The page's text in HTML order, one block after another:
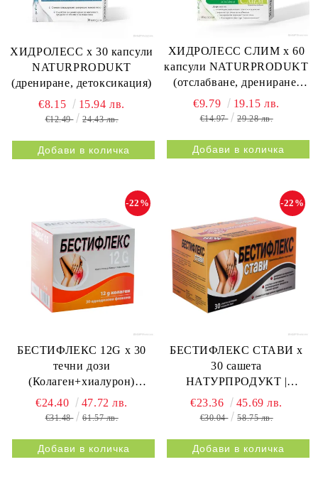
ХИДРОЛЕСС х 30 капсули
NATURPRODUKT
(дрениране, детоксикация)
€8.15 15.94 лв.
€12.49 24.43 лв.
ХИДРОЛЕСС СЛИМ х 60
капсули NATURPRODUKT
(отслабване, дрениране,
метаболизъм)
€9.79 19.15 лв.
€14.97 29.28 лв.
БЕСТИФЛЕКС 12G х 30
течни дози
(Колаген+хиалурон)
НАТУРПРОДУКТ |
BESTIFLEX 12G 30s
-22%
€24.40 47.72 лв.
€31.48 61.57 лв.
БЕСТИФЛЕКС СТАВИ х
30 сашета
НАТУРПРОДУКТ |
BESTIFLEX JOINTS 30s
NATURPRODUKT
-22%
€23.36 45.69 лв.
€30.04 58.75 лв.